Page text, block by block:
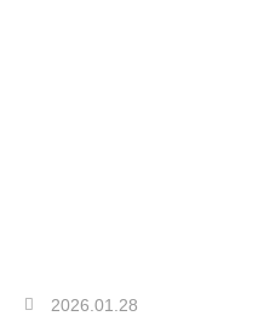
2026.01.28